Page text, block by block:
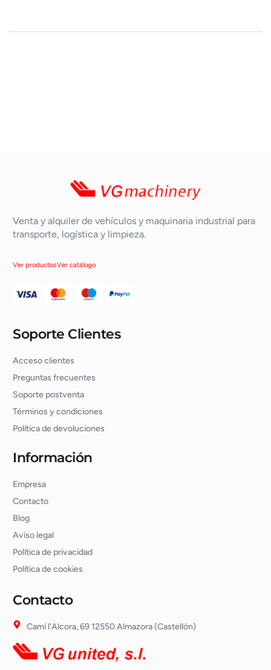
Venta y alquiler de vehículos y maquinaria industrial para
transporte, logística y limpieza.
Ver productosVer catálogo
Soporte Clientes
Acceso clientes
Preguntas frecuentes
Soporte postventa
Términos y condiciones
Política de devoluciones
Información
Empresa
Contacto
Blog
Aviso legal
Política de privacidad
Política de cookies
Contacto
Camí l'Alcora, 69 12550 Almazora (Castellón)